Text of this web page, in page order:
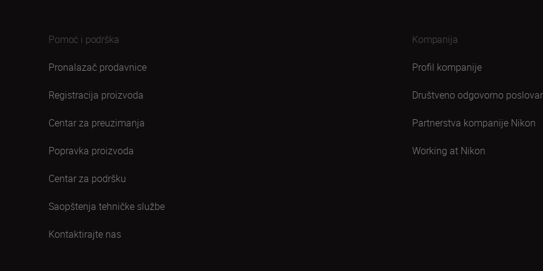
Pomoć i podrška
Pronalazač prodavnice
Registracija proizvoda
Centar za preuzimanja
Popravka proizvoda
Centar za podršku
Saopštenja tehničke službe
Kontaktirajte nas
Kompanija
Profil kompanije
Društveno odgovorno
Partnerstva kompanije Nikon
Working at Nikon